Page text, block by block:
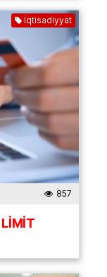
İqtisadiyyat
857
LİMİT